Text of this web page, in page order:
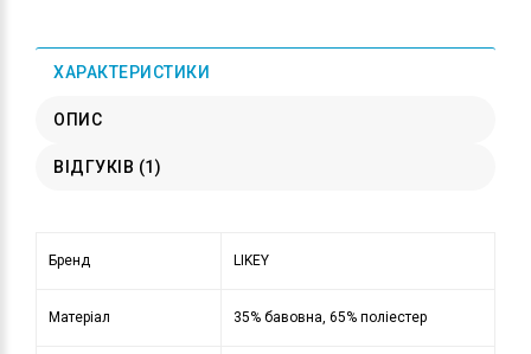
ХАРАКТЕРИСТИКИ
ОПИС
ВІДГУКІВ (1)
Бренд LIKEY
Матеріал 35% бавовна, 65% поліестер